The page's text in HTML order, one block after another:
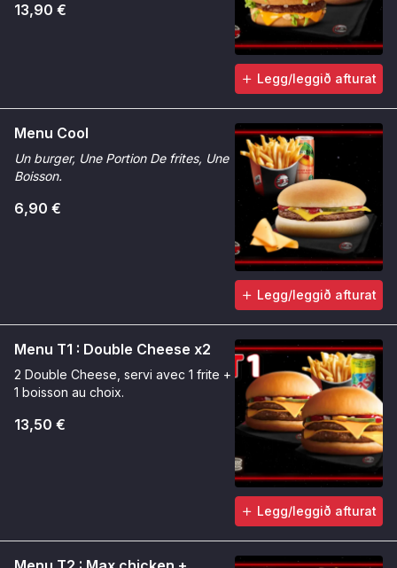
13,90 €
Legg/leggið afturat
Menu Cool
Un burger, Une Portion De frites, Une
Boisson.
6,90 €
Legg/leggið afturat
Menu T1 : Double Cheese x2
2 Double Cheese, servi avec 1 frite +
1 boisson au choix.
13,50 €
Legg/leggið afturat